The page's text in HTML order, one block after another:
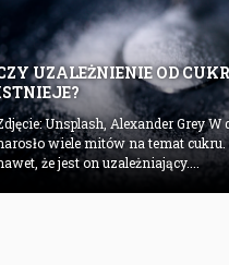
UZALEŻNIENIE OD
Unsplash, Alexander Grey
wiele mitów na temat
że jest on uzależniający....